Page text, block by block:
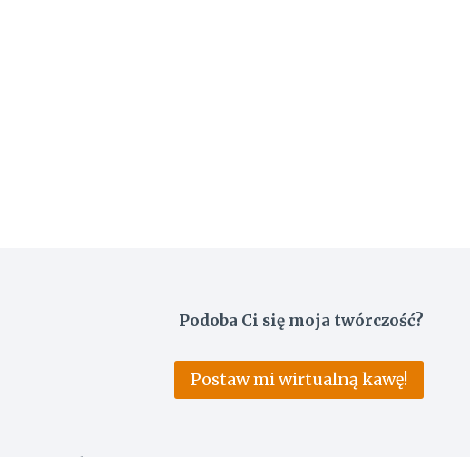
Podoba Ci się moja twórczość?
Postaw mi wirtualną kawę!